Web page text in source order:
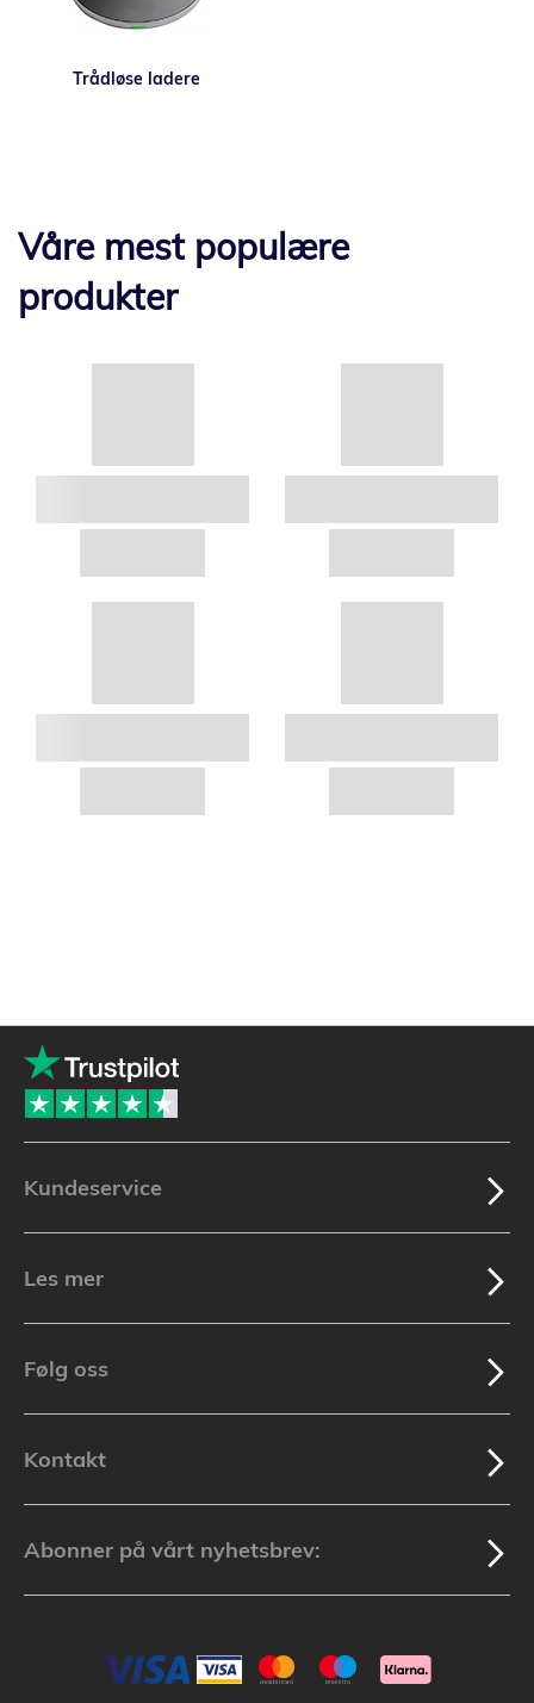
Trådløse ladere
Våre mest populære
produkter
Kundeservice
Les mer
Følg oss
Kontakt
Abonner på vårt nyhetsbrev: